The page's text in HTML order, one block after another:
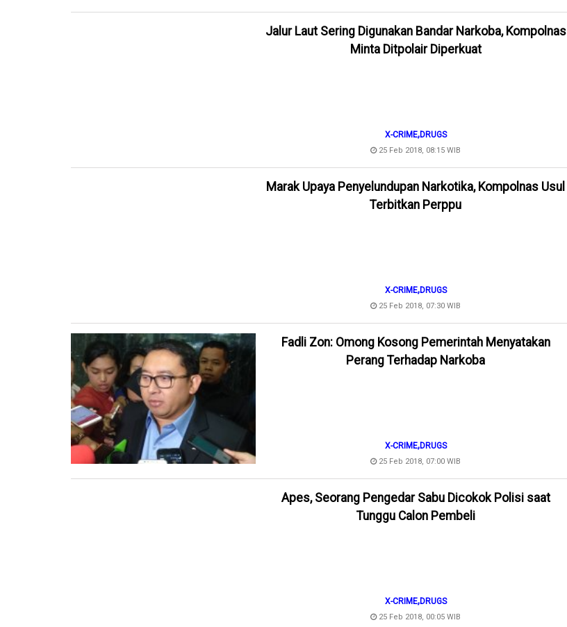
Jalur Laut Sering Digunakan Bandar Narkoba, Kompolnas
Minta Ditpolair Diperkuat
X-CRIME,DRUGS
25 Feb 2018, 08:15 WIB
Marak Upaya Penyelundupan Narkotika, Kompolnas Usul
Terbitkan Perppu
X-CRIME,DRUGS
25 Feb 2018, 07:30 WIB
Fadli Zon: Omong Kosong Pemerintah Menyatakan
Perang Terhadap Narkoba
X-CRIME,DRUGS
25 Feb 2018, 07:00 WIB
Apes, Seorang Pengedar Sabu Dicokok Polisi saat
Tunggu Calon Pembeli
X-CRIME,DRUGS
25 Feb 2018, 00:05 WIB